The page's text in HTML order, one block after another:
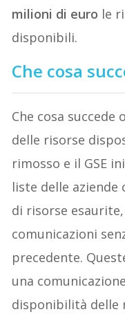
milioni di euro le
disponibili.
Che cosa
Che cosa succede
delle risorse
rimosso e il GSE
liste delle aziende
di risorse
comunicazioni
precedente.
una
disponibilità delle